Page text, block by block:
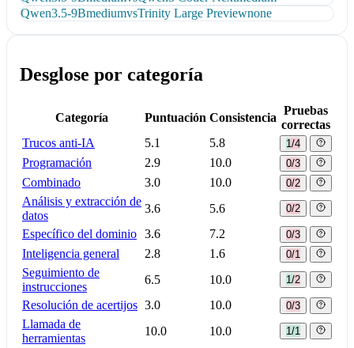
Qwen3.5-9BmediumvsTrinity Large Previewnone
Desglose por categoría
Categoría Puntuación Consistencia
Pruebas
correctas
Trucos anti-IA
5.1 5.8 1/4
Programación 2.9 10.0 0/3
Combinado 3.0 10.0 0/2
Análisis y extracción de
datos
3.6 5.6 0/2
Específico del dominio 3.6 7.2 0/3
Inteligencia general 2.8 1.6 0/1
Seguimiento de
instrucciones
6.5 10.0 1/2
Resolución de acertijos 3.0 10.0 0/3
Llamada de
herramientas
10.0 10.0 1/1